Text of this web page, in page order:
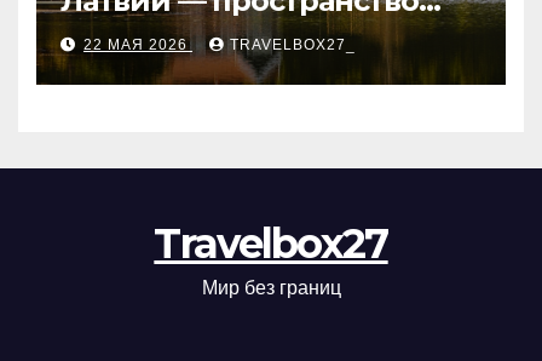
для саморазвития и
восстановления
22 МАЯ 2026 TRAVELBOX27_
Travelbox27
Мир без границ